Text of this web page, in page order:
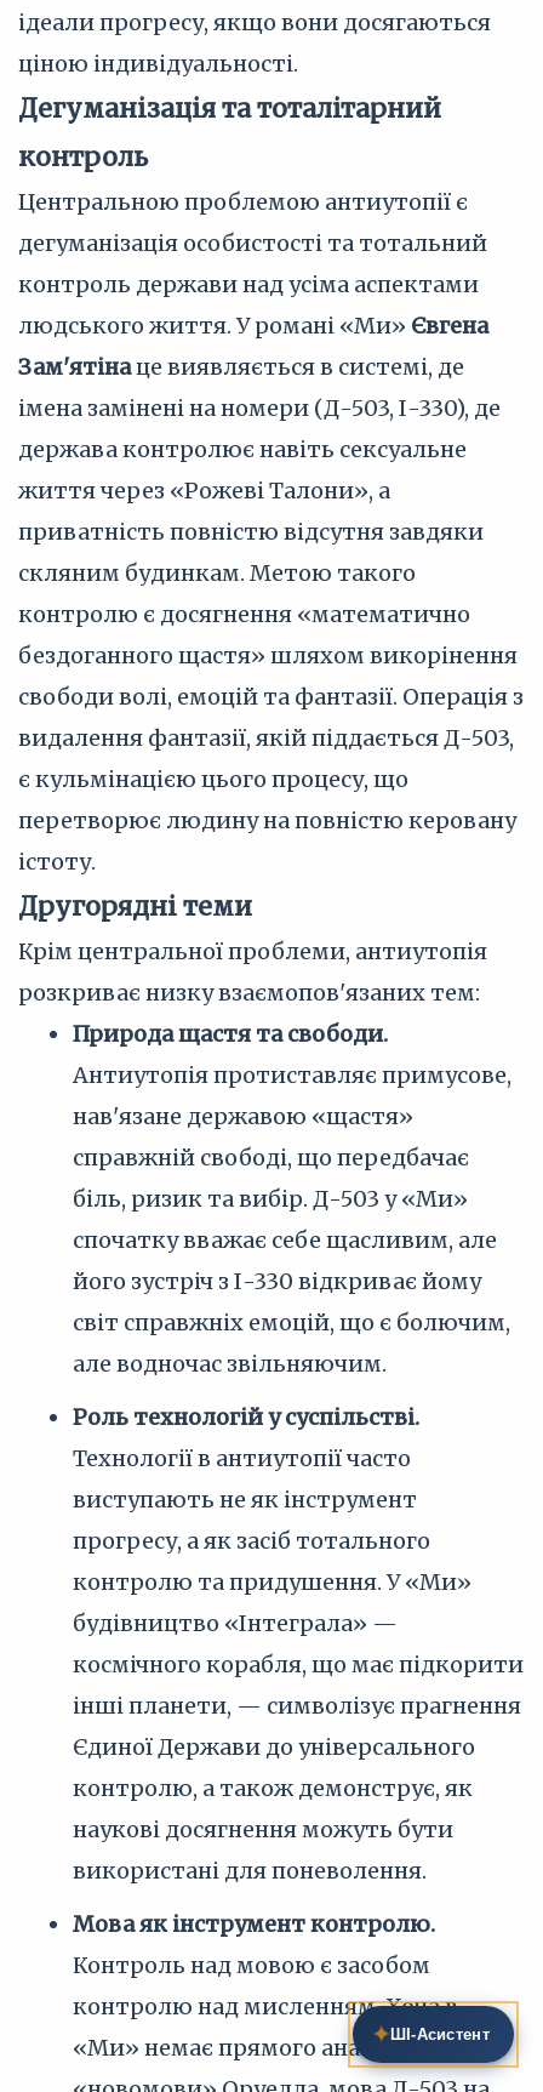
ідеали прогресу, якщо вони досягаються
ціною індивідуальності.
Дегуманізація та тоталітарний
контроль
Центральною проблемою антиутопії є
дегуманізація особистості та тотальний
контроль держави над усіма аспектами
людського життя. У романі «Ми» Євгена
Зам'ятінаце виявляється в системі, де
імена замінені на номери (Д-503, І-330), де
держава контролює навіть сексуальне
життя через «Рожеві Талони», а
приватність повністю відсутня завдяки
скляним будинкам. Метою такого
контролю є досягнення «математично
бездоганного щастя» шляхом викорінення
свободи волі, емоцій та фантазії. Операція з
видалення фантазії, якій піддається Д-503,
є кульмінацією цього процесу, що
перетворює людину на повністю керовану
істоту.
Другорядні теми
Крім центральної проблеми, антиутопія
розкриває низку взаємопов'язаних тем:
Природа щастя та свободи.
Антиутопія протиставляє примусове,
нав'язане державою «щастя»
справжній свободі, що передбачає
біль, ризик та вибір. Д-503 у «Ми»
спочатку вважає себе щасливим, але
його зустріч з І-330 відкриває йому
світ справжніх емоцій, що є болючим,
але водночас звільняючим.
Роль технологій у суспільстві.
Технології в антиутопії часто
виступають не як інструмент
прогресу, а як засіб тотального
контролю та придушення. У «Ми»
будівництво «Інтеграла» —
космічного корабля, що має підкорити
інші планети, — символізує прагнення
Єдиної Держави до універсального
контролю, а також демонструє, як
наукові досягнення можуть бути
використані для поневолення.
Мова як інструмент контролю.
Контроль над мовою є засобом
контролю над мисленням. Хоча в
«Ми» немає прямого аналога
✦ ШІ‑Асистент